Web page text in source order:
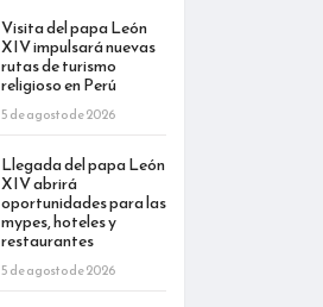
Visita del papa León
XIV impulsará nuevas
rutas de turismo
religioso en Perú
5 de agosto de 2026
Llegada del papa León
XIV abrirá
oportunidades para las
mypes, hoteles y
restaurantes
5 de agosto de 2026